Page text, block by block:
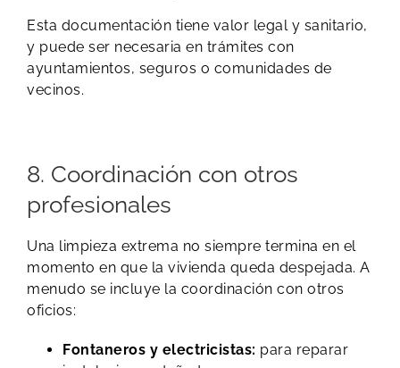
Esta documentación tiene valor legal y sanitario,
y puede ser necesaria en trámites con
ayuntamientos, seguros o comunidades de
vecinos.
8. Coordinación con otros
profesionales
Una limpieza extrema no siempre termina en el
momento en que la vivienda queda despejada. A
menudo se incluye la coordinación con otros
oficios:
Fontaneros y electricistas: para reparar